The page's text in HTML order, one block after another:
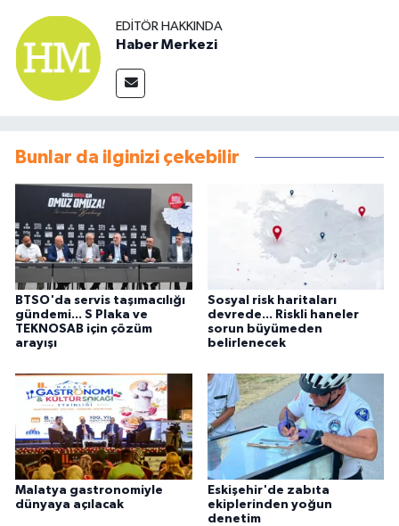
EDITÖR HAKKINDA
Haber Merkezi
Bunlar da ilginizi çekebilir
BTSO'da servis taşımacılığı
gündemi... S Plaka ve
TEKNOSAB için çözüm
arayışı
Sosyal risk haritaları
devrede... Riskli haneler
sorun büyümeden
belirlenecek
Malatya gastronomiyle
dünyaya açılacak
Eskişehir'de zabıta
ekiplerinden yoğun
denetim